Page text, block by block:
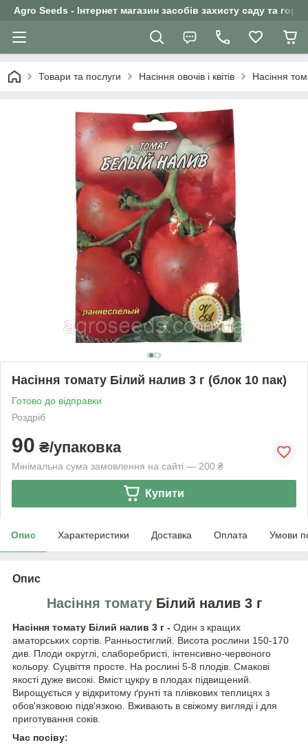
Agro Seeds - Інтернет магазин засобів захисту саду та
Товари та послуги Насіння овочів і квітів Насіння
Насіння томату Білий налив 3 г (блок 10 пак)
Готово до відправки
Роздріб
90 ₴/упаковка
Мінімальна сума замовлення на сайті — 200 ₴
Купити
Опис Характеристики Доставка Оплата Умови
Опис
Насіння томатуБілий налив 3 г
Насіння томату Білий налив 3 г - Один з кращих
аматорських сортів. Ранньостиглий. Висота рослини 150-170
див. Плоди округлі, слаборебристі, інтенсивно-червоного
кольору. Суцвіття просте. На рослині 5-8 плодів. Смакові
якості дуже високі. Вміст цукру в плодах підвищений.
Вирощується у відкритому ґрунті та плівкових теплицях з
обов'язковою підв'язкою. Вживають в свіжому вигляді і для
приготування соків.
Час посіву: